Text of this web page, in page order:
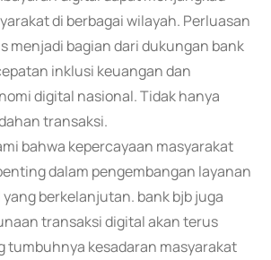
di berbagai wilayah. Perluasan
menjadi bagian dari dukungan bank
inklusi keuangan dan
digital nasional. Tidak hanya
transaksi.
bahwa kepercayaan masyarakat
dalam pengembangan layanan
berkelanjutan. bank bjb juga
transaksi digital akan terus
tumbuhnya kesadaran masyarakat